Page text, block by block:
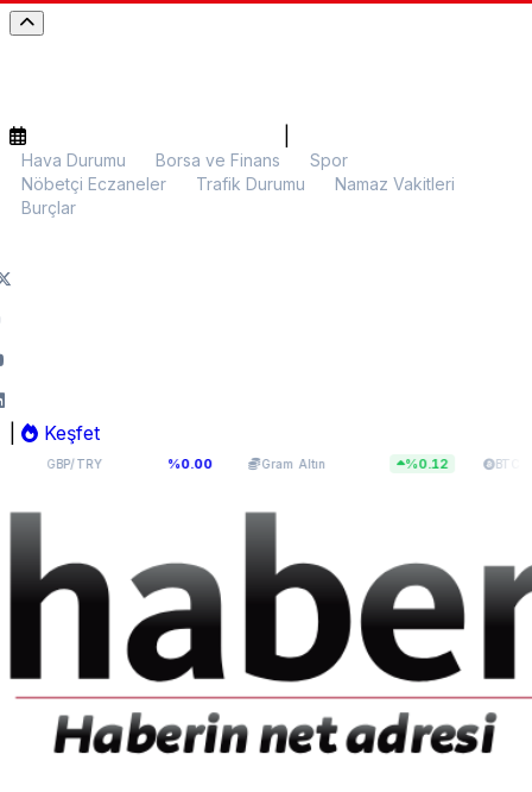
Hava Durumu Borsa ve Finans
Spor
Nöbetçi Eczaneler
Trafik Durumu
Namaz Vakitleri
Burçlar
Keşfet
64,0893 %0.00 Gram Altın5.960,05 BTC$64.420,29